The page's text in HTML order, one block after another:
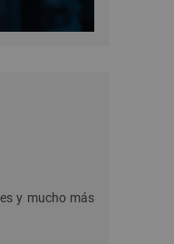
y mucho más